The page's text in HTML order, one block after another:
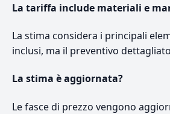
La tariffa include materiali e
La stima considera i principali
inclusi, ma il preventivo
La stima è aggiornata?
Le fasce di prezzo vengono